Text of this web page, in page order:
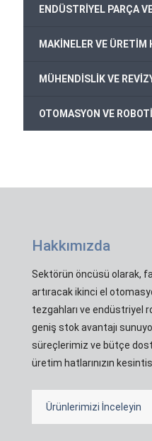
ENDÜSTRİYEL PARÇA
MAKİNELER VE ÜRETİM
MÜHENDİSLİK VE
OTOMASYON VE
Hakkımızda
Sektörün öncüsü olarak,
artıracak ikinci el
tezgahları ve endüstriyel
geniş stok avantajı
süreçlerimiz ve bütçe
üretim hatlarınızın
Ürünlerimizi İnceleyin